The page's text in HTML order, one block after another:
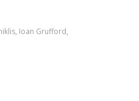
Ioan Grufford,